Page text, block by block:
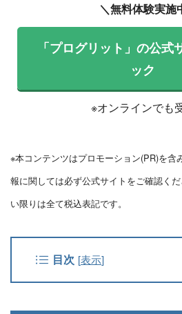
＼無料体験実施
「プログリット」の公式
ック
※オンラインでも
※本コンテンツはプロモーション(PR)を含
報に関しては必ず公式サイトをご確認く
い限りは全て税込表記です。
目次 [表示]